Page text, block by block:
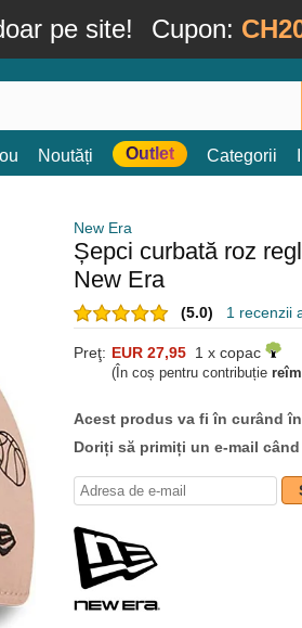
pe site! Cupon:
Noutăți Outlet Categorii
New Era
Șepci curbată roz
New Era
(5.0) 1 recenzii
Preţ: EUR 27,95 1 x copac
(În coș pentru contribuție
Acest produs va fi în curând
Doriți să primiți un e-mail